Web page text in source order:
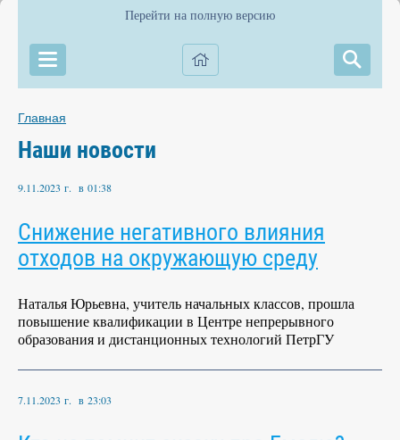
Перейти на полную версию
Главная
Наши новости
9.11.2023 г. в 01:38
Снижение негативного влияния
отходов на окружающую среду
Наталья Юрьевна, учитель начальных классов, прошла
повышение квалификации в Центре непрерывного
образования и дистанционных технологий ПетрГУ
7.11.2023 г. в 23:03